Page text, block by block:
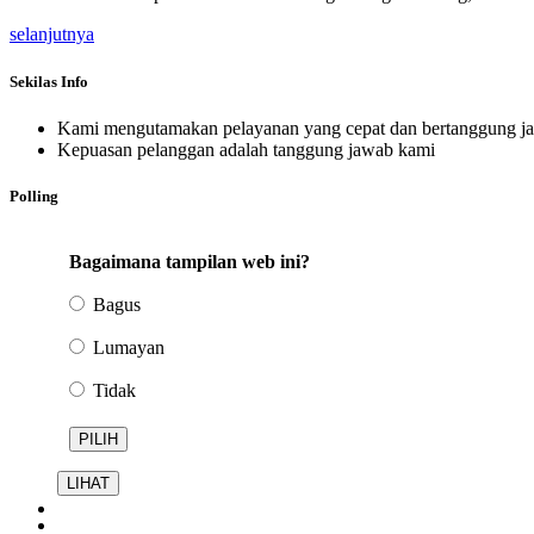
selanjutnya
Sekilas Info
Kami mengutamakan pelayanan yang cepat dan bertanggung
Kepuasan pelanggan adalah tanggung jawab kami
Polling
Bagaimana tampilan web ini?
Bagus
Lumayan
Tidak